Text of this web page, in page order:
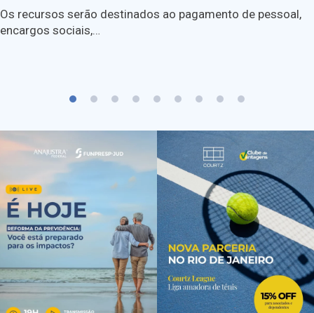
Os recursos serão destinados ao pagamento de pessoal,
encargos sociais,…